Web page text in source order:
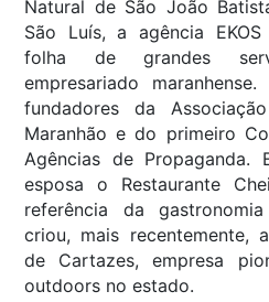
Natural de São João
São Luís, a agência
folha de grandes
empresariado
fundadores da
Maranhão e do primeiro
Agências de
esposa o Restaurante
referência da gastronomia
criou, mais recentemente,
de Cartazes, empresa
outdoors no estado.